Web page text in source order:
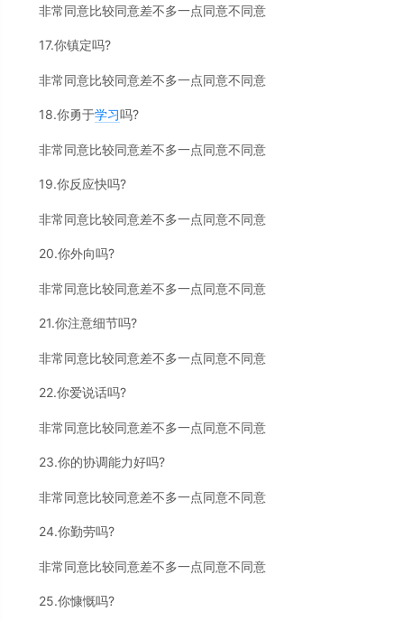
非常同意比较同意差不多一点同意不同意
17.你镇定吗?
非常同意比较同意差不多一点同意不同意
18.你勇于学习吗?
非常同意比较同意差不多一点同意不同意
19.你反应快吗?
非常同意比较同意差不多一点同意不同意
20.你外向吗?
非常同意比较同意差不多一点同意不同意
21.你注意细节吗?
非常同意比较同意差不多一点同意不同意
22.你爱说话吗?
非常同意比较同意差不多一点同意不同意
23.你的协调能力好吗?
非常同意比较同意差不多一点同意不同意
24.你勤劳吗?
非常同意比较同意差不多一点同意不同意
25.你慷慨吗?